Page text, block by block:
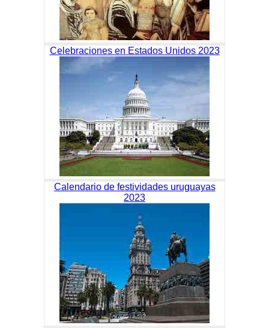
Celebraciones en Estados Unidos 2023
Calendario de festividades uruguayas
2023